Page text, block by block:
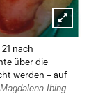
Lightbox
nach
über die
werden – auf
Ibing